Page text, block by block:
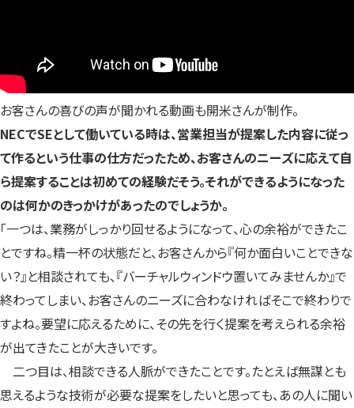
お客さんの喜びの声が聞かれる動画も開米さんが制作。
NECでSEとして働いている時は、営業担当が提案した内容に従っ
て作るという仕事の仕方だったため、お客さんのニーズに応えて自
ら提案することは初めての経験だそう。それができるようになった
のは何かのきっかけがあったのでしょうか。
「一つは、業務がしっかり回せるようになって、心の余裕ができたこ
とですね。精一杯の状態だと、お客さんから『何か面白いことできな
い？』と相談されても、『バーチャルウィンドウ置いてみませんか』で
終わってしまい、お客さんのニーズに合わなければそこで終わりで
すよね。要望に応えるために、その先を行く提案を考えられる余裕
が出てきたことが大きいです。
二つ目は、相談できる人脈ができたことです。たとえば無謀とも
思えるような技術が必要な提案をしたいと思っても、あの人に聞い